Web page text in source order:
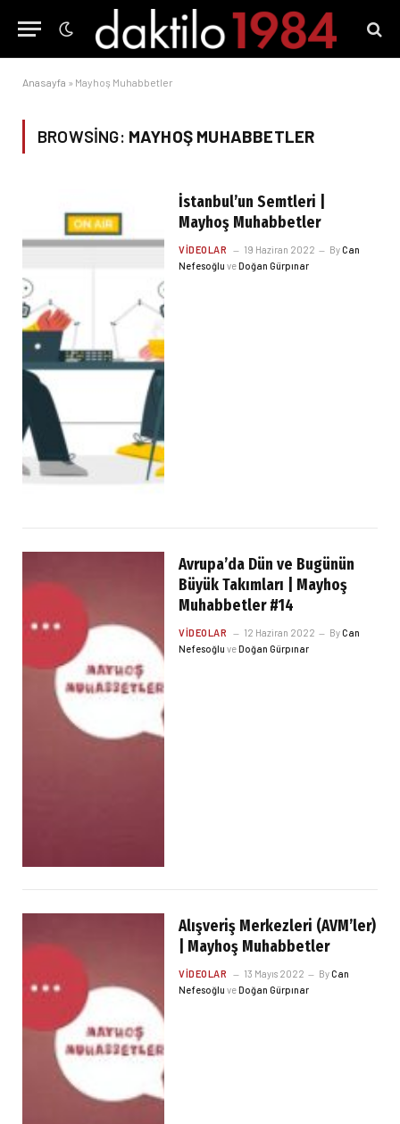
Anasayfa » Mayhoş Muhabbetler
BROWSING: MAYHOŞ MUHABBETLER
İstanbul’un Semtleri |
Mayhoş Muhabbetler
VIDEOLAR 19 Haziran 2022 ByCan
Nefesoğlu veDoğan Gürpınar
Avrupa’da Dün ve Bugünün
Büyük Takımları | Mayhoş
Muhabbetler #14
VIDEOLAR 12 Haziran 2022 ByCan
Nefesoğlu veDoğan Gürpınar
Alışveriş Merkezleri (AVM’ler)
| Mayhoş Muhabbetler
VIDEOLAR 13 Mayıs 2022 ByCan
Nefesoğlu veDoğan Gürpınar